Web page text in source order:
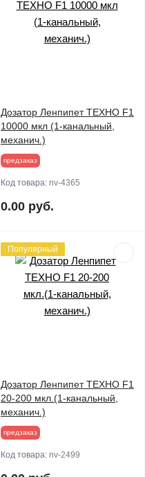
Дозатор Ленпипет ТЕХНО F1
10000 мкл (1-канальный,
механич.)
предзаказ
Код товара: nv-4365
0.00 руб.
Популярный
Дозатор Ленпипет ТЕХНО F1
20-200 мкл.(1-канальный,
механич.)
предзаказ
Код товара: nv-2499